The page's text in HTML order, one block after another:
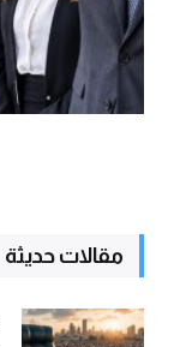
مقالات حديثة